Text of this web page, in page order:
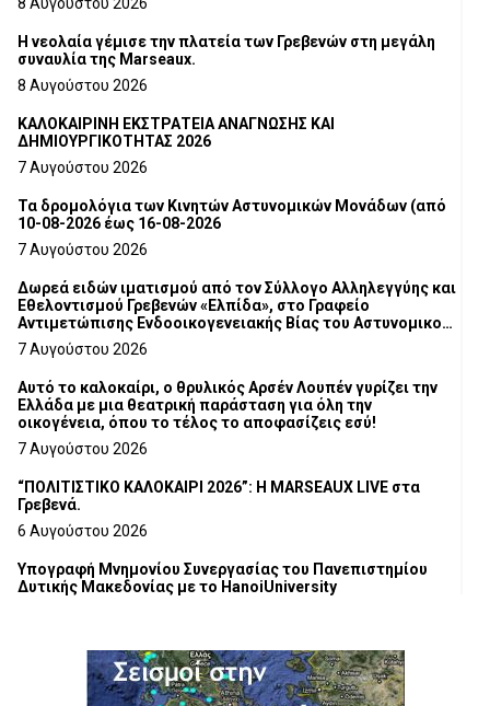
Η νεολαία γέμισε την πλατεία των Γρεβενών στη μεγάλη
συναυλία της Marseaux.
8 Αυγούστου 2026
ΚΑΛΟΚΑΙΡΙΝΗ ΕΚΣΤΡΑΤΕΙΑ ΑΝΑΓΝΩΣΗΣ ΚΑΙ
ΔΗΜΙΟΥΡΓΙΚΟΤΗΤΑΣ 2026
7 Αυγούστου 2026
Τα δρομολόγια των Κινητών Αστυνομικών Μονάδων (από
10-08-2026 έως 16-08-2026
7 Αυγούστου 2026
Δωρεά ειδών ιματισμού από τον Σύλλογο Αλληλεγγύης και
Εθελοντισμού Γρεβενών «Ελπίδα», στο Γραφείο
Αντιμετώπισης Ενδοοικογενειακής Βίας του Αστυνομικού
Τμήματος Γρεβενών
7 Αυγούστου 2026
Αυτό το καλοκαίρι, ο θρυλικός Αρσέν Λουπέν γυρίζει την
Ελλάδα με μια θεατρική παράσταση για όλη την
οικογένεια, όπου το τέλος το αποφασίζεις εσύ!
7 Αυγούστου 2026
“ΠΟΛΙΤΙΣΤΙΚΟ ΚΑΛΟΚΑΙΡΙ 2026”: Η MARSEAUX LIVE στα
Γρεβενά.
6 Αυγούστου 2026
Υπογραφή Μνημονίου Συνεργασίας του Πανεπιστημίου
Δυτικής Μακεδονίας με το HanoiUniversity
Σε απόγνωση λόγω αδέσποτων
6 Αυγούστου 2026